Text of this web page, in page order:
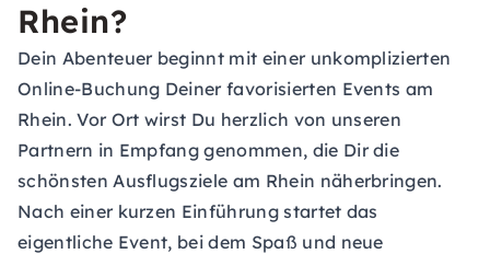
Rhein?
Dein Abenteuer beginnt mit einer unkomplizierten
Online-Buchung Deiner favorisierten Events am
Rhein. Vor Ort wirst Du herzlich von unseren
Partnern in Empfang genommen, die Dir die
schönsten Ausflugsziele am Rhein näherbringen.
Nach einer kurzen Einführung startet das
eigentliche Event, bei dem Spaß und neue